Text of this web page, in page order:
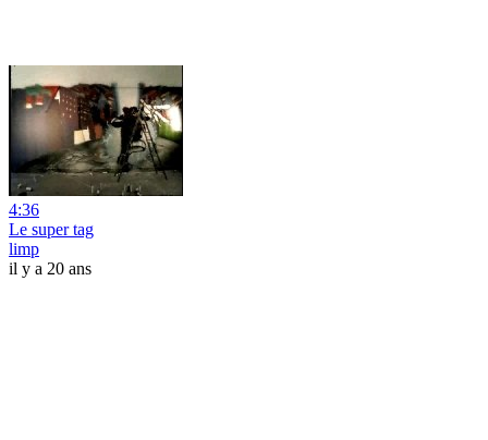
4:36
Le super tag
limp
il y a 20 ans